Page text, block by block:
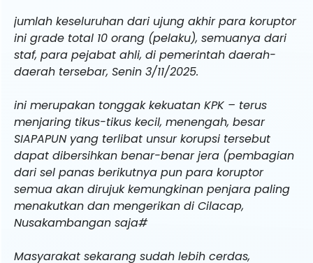
jumlah keseluruhan dari ujung akhir para koruptor
ini grade total 10 orang (pelaku), semuanya dari
staf, para pejabat ahli, di pemerintah daerah-
daerah tersebar, Senin 3/11/2025.
ini merupakan tonggak kekuatan KPK – terus
menjaring tikus-tikus kecil, menengah, besar
SIAPAPUN yang terlibat unsur korupsi tersebut
dapat dibersihkan benar-benar jera (pembagian
dari sel panas berikutnya pun para koruptor
semua akan dirujuk kemungkinan penjara paling
menakutkan dan mengerikan di Cilacap,
Nusakambangan saja#
Masyarakat sekarang sudah lebih cerdas,